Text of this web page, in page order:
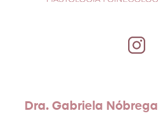
Dra. Gabriela Nóbrega